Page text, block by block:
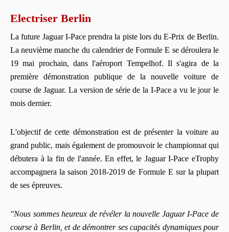
Electriser Berlin
La future Jaguar I-Pace prendra la piste lors du E-Prix de Berlin.
La neuvième manche du calendrier de Formule E se déroulera le
19 mai prochain, dans l'aéroport Tempelhof. Il s'agira de la
première démonstration publique de la nouvelle voiture de
course de Jaguar. La version de série de la I-Pace a vu le jour le
mois dernier.
L'objectif de cette démonstration est de présenter la voiture au
grand public, mais également de promouvoir le championnat qui
débutera à la fin de l'année. En effet, le Jaguar I-Pace eTrophy
accompagnera la saison 2018-2019 de Formule E sur la plupart
de ses épreuves.
"Nous sommes heureux de révéler la nouvelle Jaguar I-Pace de
course à Berlin, et de démontrer ses capacités dynamiques pour